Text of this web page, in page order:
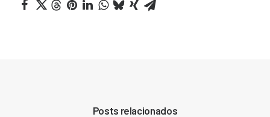
Posts relacionados